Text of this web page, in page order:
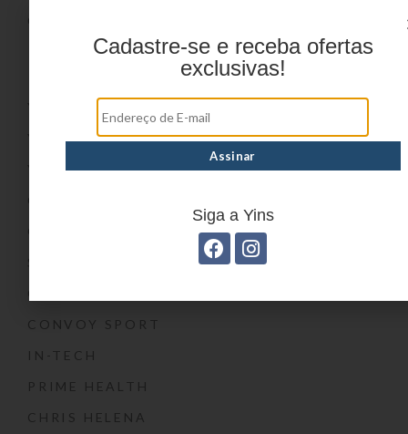
Marcas
YIN’S PAPER
YIN’S KIDS
CONVOY SPORT
IN-TECH
PRIME HEALTH
CHRIS HELENA
Cadastre-se e receba ofertas
exclusivas!
Siga a Yins